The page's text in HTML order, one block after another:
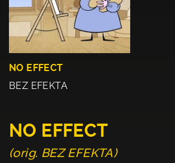
NO EFFECT
BEZ EFEKTA
NO EFFECT
(orig. BEZ EFEKTA)